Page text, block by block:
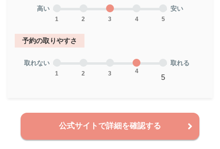
高い
1 2 3 4 5
安い
予約の取りやすさ
取れない
1 2 3 4
5
取れる
公式サイトで詳細を確認する